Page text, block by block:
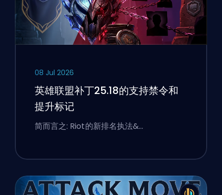
08 Jul 2026
英雄联盟补丁25.18的支持禁令和
提升标记
简而言之: Riot的新排名执法&…